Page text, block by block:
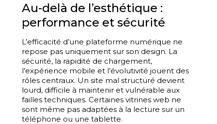
Au-delà de l’esthétique :
performance et sécurité
L’efficacité d’une plateforme numérique ne
repose pas uniquement sur son design. La
sécurité, la rapidité de chargement,
l’expérience mobile et l’évolutivité jouent des
rôles centraux. Un site mal structuré devient
lourd, difficile à maintenir et vulnérable aux
failles techniques. Certaines vitrines web ne
sont même pas adaptées à la lecture sur un
téléphone ou une tablette.